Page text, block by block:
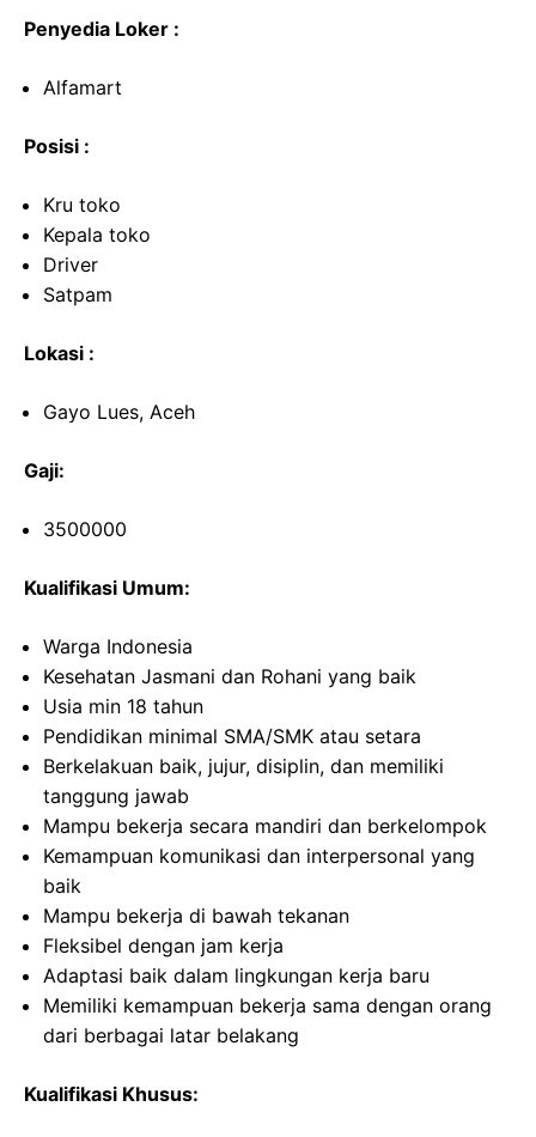
Penyedia Loker :
Alfamart
Posisi :
Kru toko
Kepala toko
Driver
Satpam
Lokasi :
Gayo Lues, Aceh
Gaji:
3500000
Kualifikasi Umum:
Warga Indonesia
Kesehatan Jasmani dan Rohani yang baik
Usia min 18 tahun
Pendidikan minimal SMA/SMK atau setara
Berkelakuan baik, jujur, disiplin, dan memiliki
tanggung jawab
Mampu bekerja secara mandiri dan berkelompok
Kemampuan komunikasi dan interpersonal yang
baik
Mampu bekerja di bawah tekanan
Fleksibel dengan jam kerja
Adaptasi baik dalam lingkungan kerja baru
Memiliki kemampuan bekerja sama dengan orang
dari berbagai latar belakang
Kualifikasi Khusus: